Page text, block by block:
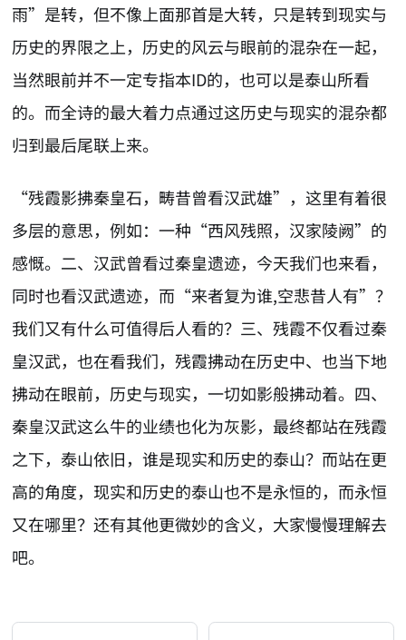
雨”是转，但不像上面那首是大转，只是转到现实与
历史的界限之上，历史的风云与眼前的混杂在一起，
当然眼前并不一定专指本ID的，也可以是泰山所看
的。而全诗的最大着力点通过这历史与现实的混杂都
归到最后尾联上来。
“残霞影拂秦皇石，畴昔曾看汉武雄”，这里有着很
多层的意思，例如：一种“西风残照，汉家陵阙”的
感慨。二、汉武曾看过秦皇遗迹，今天我们也来看，
同时也看汉武遗迹，而“来者复为谁,空悲昔人有”？
我们又有什么可值得后人看的？三、残霞不仅看过秦
皇汉武，也在看我们，残霞拂动在历史中、也当下地
拂动在眼前，历史与现实，一切如影般拂动着。四、
秦皇汉武这么牛的业绩也化为灰影，最终都站在残霞
之下，泰山依旧，谁是现实和历史的泰山？而站在更
高的角度，现实和历史的泰山也不是永恒的，而永恒
又在哪里？还有其他更微妙的含义，大家慢慢理解去
吧。